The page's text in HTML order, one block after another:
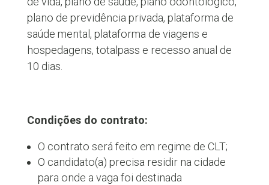
plano de previdência privada, plataforma de
saúde mental, plataforma de viagens e
hospedagens, totalpass e recesso anual de
10 dias.
Condições do contrato:
O contrato será feito em regime de CLT;
O candidato(a) precisa residir na cidade
para onde a vaga foi destinada